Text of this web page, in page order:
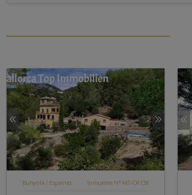
Bunyola / Esporles Inmueble Nº MT-CK138